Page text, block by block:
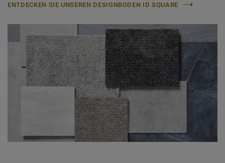
ENTDECKEN SIE UNSEREN DESIGNBODEN ID SQUARE